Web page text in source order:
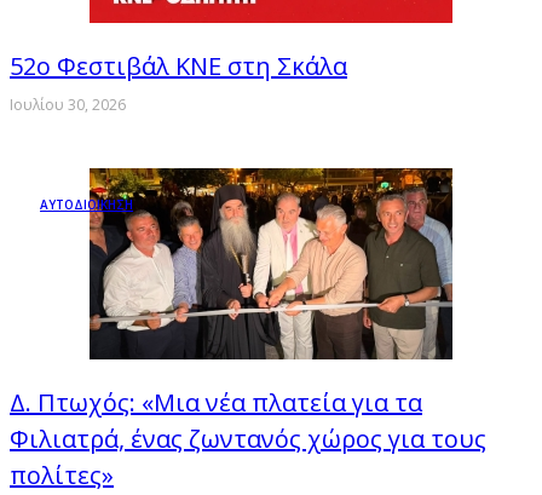
52ο Φεστιβάλ ΚΝΕ στη Σκάλα
Ιουλίου 30, 2026
ΑΥΤΟΔΙΟΙΚΗΣΗ
Δ. Πτωχός: «Μια νέα πλατεία για τα
Φιλιατρά, ένας ζωντανός χώρος για τους
πολίτες»